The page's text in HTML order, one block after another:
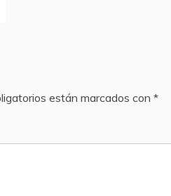
están marcados con *